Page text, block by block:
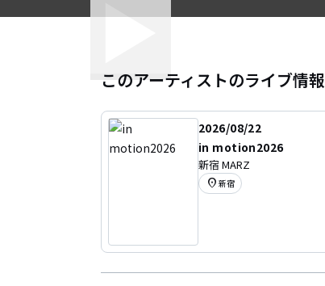
このアーティストのライブ情報
2026/08/22
in motion2026
新宿 MARZ
location_on 新宿